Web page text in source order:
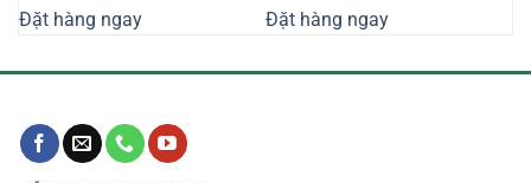
24.270.000₫.
21.100.000₫.
Đặt hàng ngay
23.000.000₫.
Đặt hàng ngay